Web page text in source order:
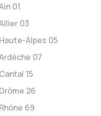
01
03
Alpes 05
07
15
26
69